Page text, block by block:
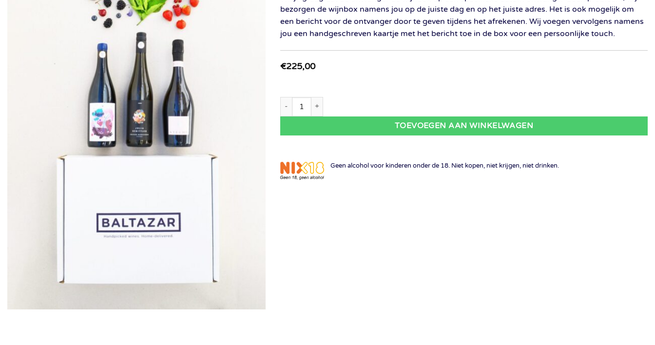
bezorgen de wijnbox namens jou op de juiste dag en op het juiste adres. Het is ook mogelijk om
een bericht voor de ontvanger door te geven tijdens het afrekenen. Wij voegen vervolgens namens
jou een handgeschreven kaartje met het bericht toe in de box voor een persoonlijke touch.
€225,00
Wijnbox cadeau 5 maanden aantal
TOEVOEGEN AAN WINKELWAGEN
Geen alcohol voor kinderen onder de 18. Niet kopen, niet krijgen, niet drinken.